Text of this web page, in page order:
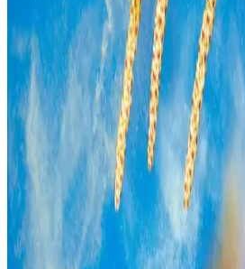
Abends Haare waschen
Entfernt Pollen, die sich über den
Stoßlüften
Nur kurz nach Regenschauern oder
lüften.
Kleidung wechseln
Straßenkleidung nicht im